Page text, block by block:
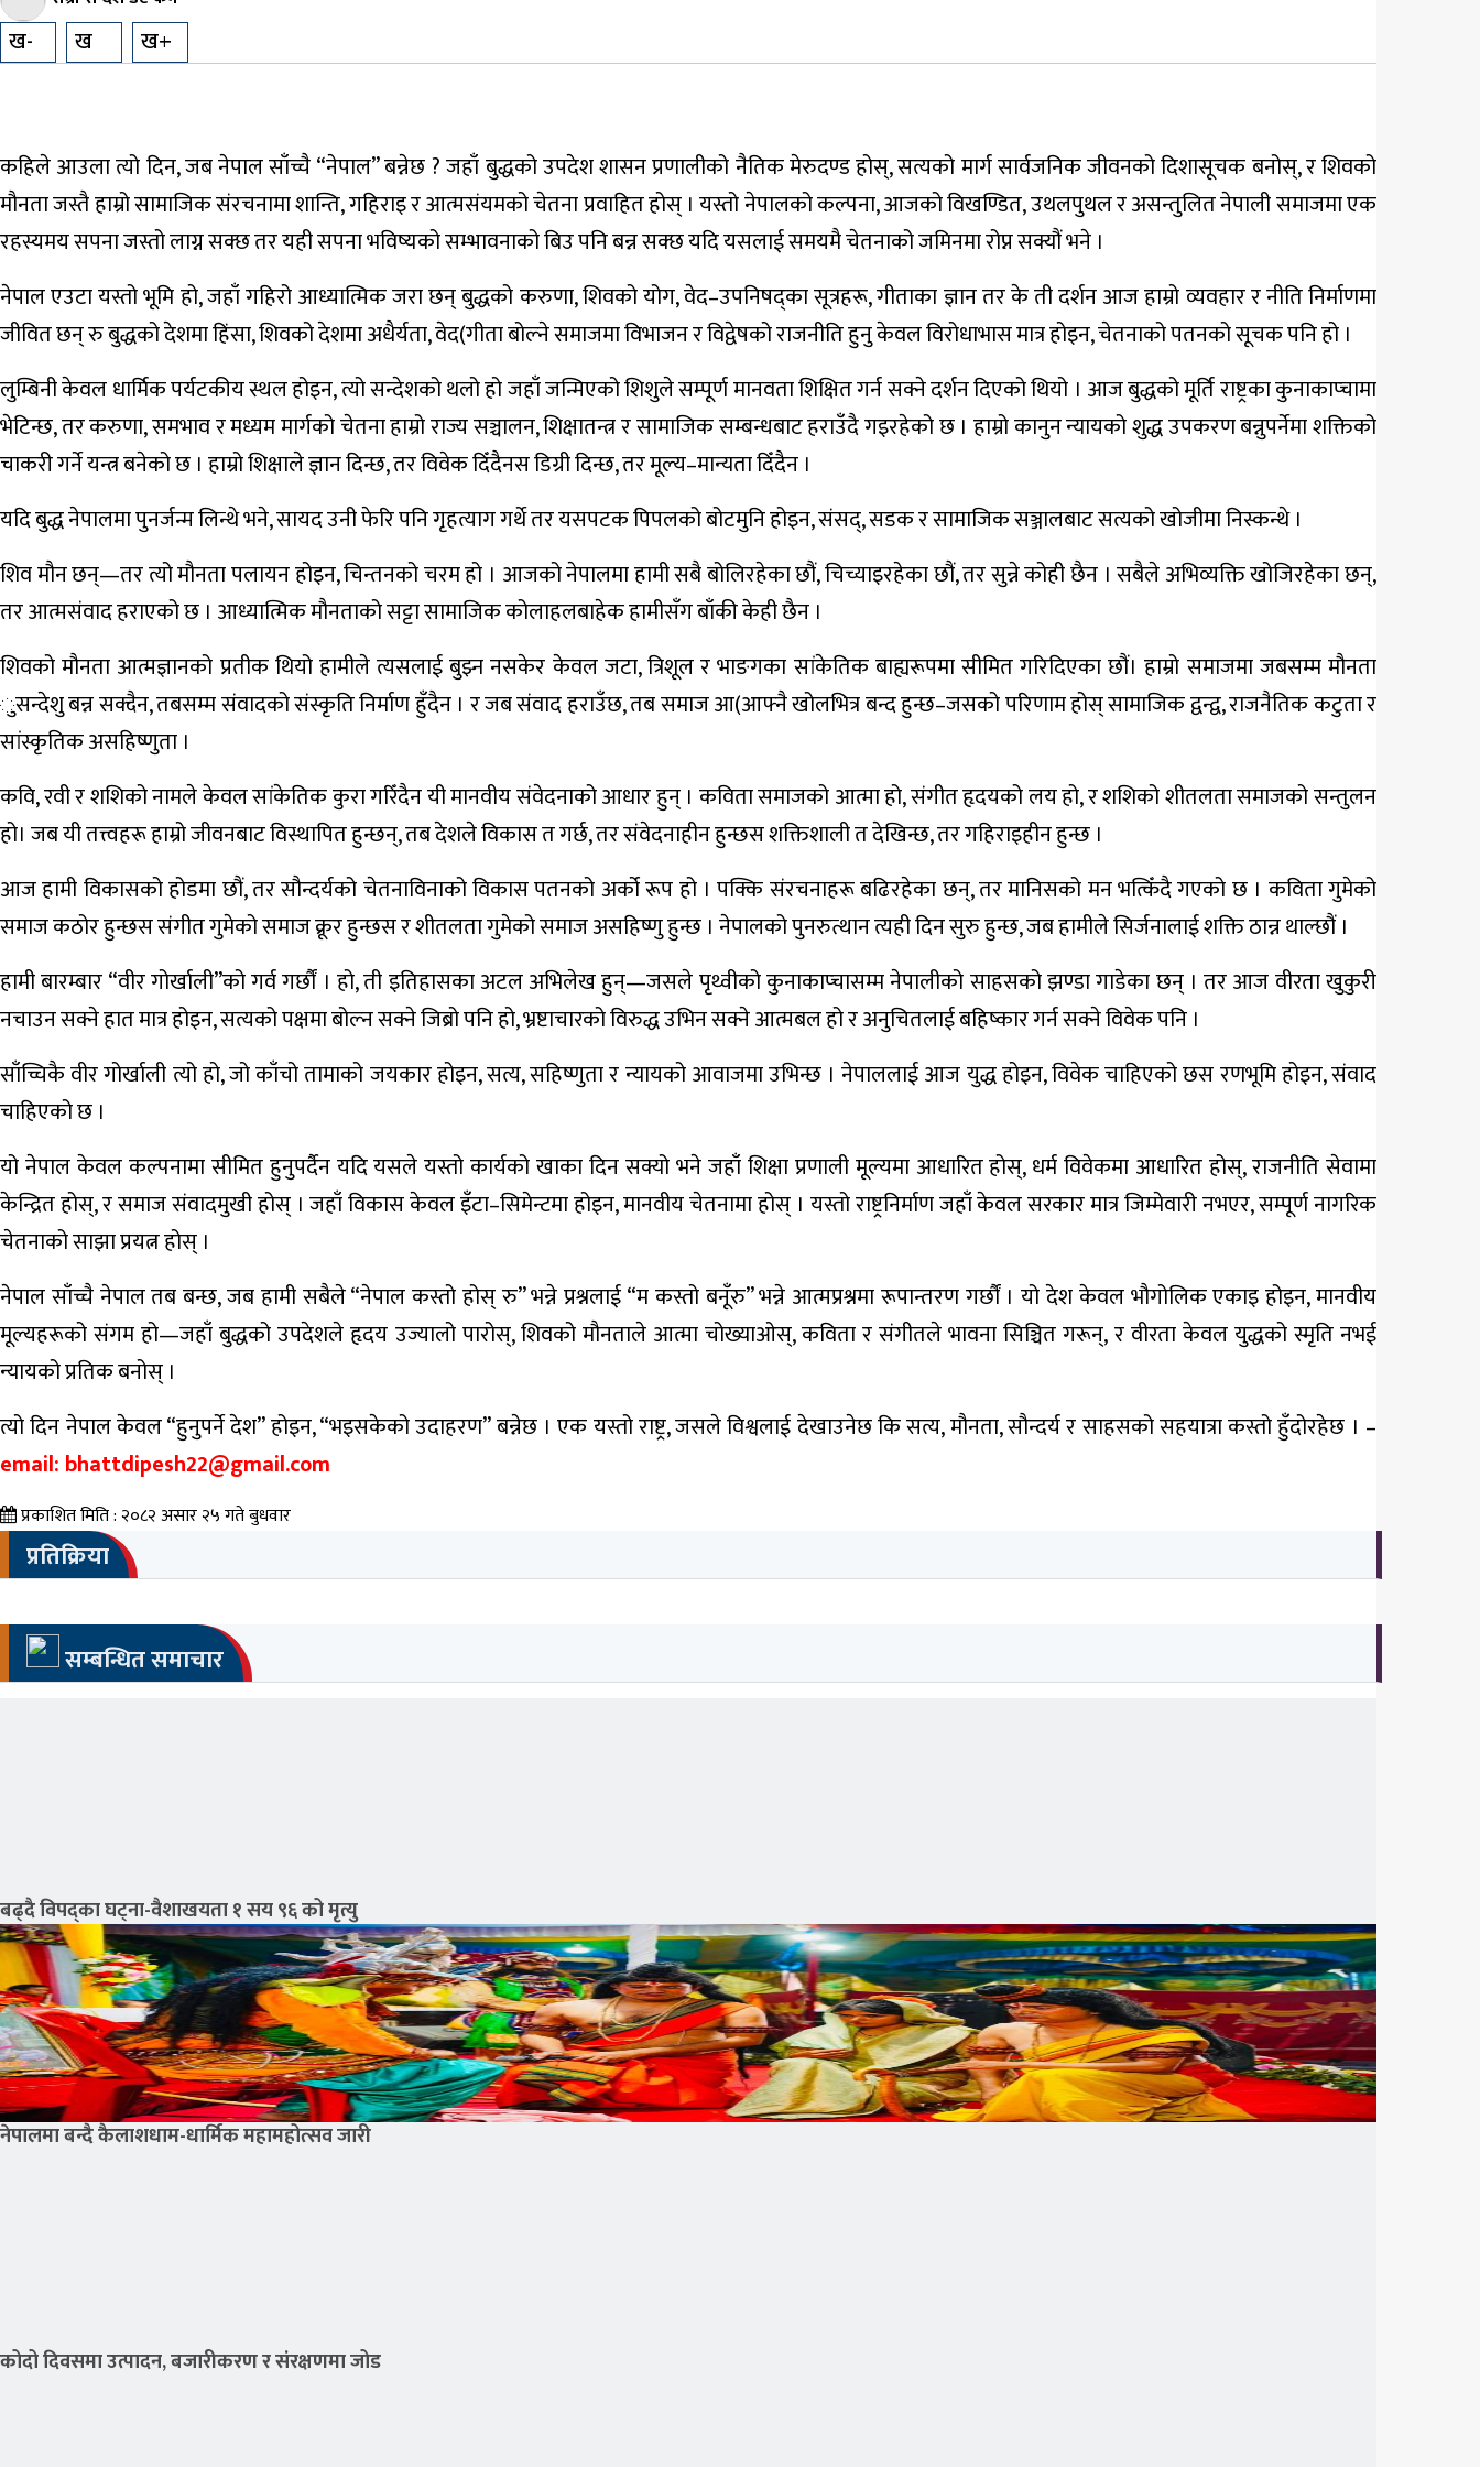
शिक्षा
ख- ख ख+
कहिले आउला त्यो दिन, जब नेपाल साँच्चै “नेपाल” बन्नेछ ? जहाँ बुद्धको उपदेश शासन प्रणालीको नैतिक मेरुदण्ड होस्, सत्यको मार्ग सार्वजनिक जीवनको दिशासूचक बनोस्, र शिवको
मौनता जस्तै हाम्रो सामाजिक संरचनामा शान्ति, गहिराइ र आत्मसंयमको चेतना प्रवाहित होस् । यस्तो नेपालको कल्पना, आजको विखण्डित, उथलपुथल र असन्तुलित नेपाली समाजमा एक
रहस्यमय सपना जस्तो लाग्न सक्छ तर यही सपना भविष्यको सम्भावनाको बिउ पनि बन्न सक्छ यदि यसलाई समयमै चेतनाको जमिनमा रोप्न सक्यौं भने ।
नेपाल एउटा यस्तो भूमि हो, जहाँ गहिरो आध्यात्मिक जरा छन् बुद्धको करुणा, शिवको योग, वेद–उपनिषद्का सूत्रहरू, गीताका ज्ञान तर के ती दर्शन आज हाम्रो व्यवहार र नीति निर्माणमा
जीवित छन् रु बुद्धको देशमा हिंसा, शिवको देशमा अधैर्यता, वेद(गीता बोल्ने समाजमा विभाजन र विद्वेषको राजनीति हुनु केवल विरोधाभास मात्र होइन, चेतनाको पतनको सूचक पनि हो ।
लुम्बिनी केवल धार्मिक पर्यटकीय स्थल होइन, त्यो सन्देशको थलो हो जहाँ जन्मिएको शिशुले सम्पूर्ण मानवता शिक्षित गर्न सक्ने दर्शन दिएको थियो । आज बुद्धको मूर्ति राष्ट्रका कुनाकाप्चामा
भेटिन्छ, तर करुणा, समभाव र मध्यम मार्गको चेतना हाम्रो राज्य सञ्चालन, शिक्षातन्त्र र सामाजिक सम्बन्धबाट हराउँदै गइरहेको छ । हाम्रो कानुन न्यायको शुद्ध उपकरण बन्नुपर्नेमा शक्तिको
चाकरी गर्ने यन्त्र बनेको छ । हाम्रो शिक्षाले ज्ञान दिन्छ, तर विवेक दिँदैनस डिग्री दिन्छ, तर मूल्य–मान्यता दिँदैन ।
यदि बुद्ध नेपालमा पुनर्जन्म लिन्थे भने, सायद उनी फेरि पनि गृहत्याग गर्थे तर यसपटक पिपलको बोटमुनि होइन, संसद्, सडक र सामाजिक सञ्जालबाट सत्यको खोजीमा निस्कन्थे ।
शिव मौन छन्—तर त्यो मौनता पलायन होइन, चिन्तनको चरम हो । आजको नेपालमा हामी सबै बोलिरहेका छौं, चिच्याइरहेका छौं, तर सुन्ने कोही छैन । सबैले अभिव्यक्ति खोजिरहेका छन्,
तर आत्मसंवाद हराएको छ । आध्यात्मिक मौनताको सट्टा सामाजिक कोलाहलबाहेक हामीसँग बाँकी केही छैन ।
शिवको मौनता आत्मज्ञानको प्रतीक थियो हामीले त्यसलाई बुझ्न नसकेर केवल जटा, त्रिशूल र भाङगका सांकेतिक बाह्यरूपमा सीमित गरिदिएका छौं। हाम्रो समाजमा जबसम्म मौनता
ुसन्देशु बन्न सक्दैन, तबसम्म संवादको संस्कृति निर्माण हुँदैन । र जब संवाद हराउँछ, तब समाज आ(आफ्नै खोलभित्र बन्द हुन्छ–जसको परिणाम होस् सामाजिक द्वन्द्व, राजनैतिक कटुता र
सांस्कृतिक असहिष्णुता ।
कवि, रवी र शशिको नामले केवल सांकेतिक कुरा गरिँदैन यी मानवीय संवेदनाको आधार हुन् । कविता समाजको आत्मा हो, संगीत हृदयको लय हो, र शशिको शीतलता समाजको सन्तुलन
हो। जब यी तत्त्वहरू हाम्रो जीवनबाट विस्थापित हुन्छन्, तब देशले विकास त गर्छ, तर संवेदनाहीन हुन्छस शक्तिशाली त देखिन्छ, तर गहिराइहीन हुन्छ ।
आज हामी विकासको होडमा छौं, तर सौन्दर्यको चेतनाविनाको विकास पतनको अर्को रूप हो । पक्कि संरचनाहरू बढिरहेका छन्, तर मानिसको मन भत्किँदै गएको छ । कविता गुमेको
समाज कठोर हुन्छस संगीत गुमेको समाज क्रूर हुन्छस र शीतलता गुमेको समाज असहिष्णु हुन्छ । नेपालको पुनरुत्थान त्यही दिन सुरु हुन्छ, जब हामीले सिर्जनालाई शक्ति ठान्न थाल्छौं ।
हामी बारम्बार “वीर गोर्खाली”को गर्व गर्छौं । हो, ती इतिहासका अटल अभिलेख हुन्—जसले पृथ्वीको कुनाकाप्चासम्म नेपालीको साहसको झण्डा गाडेका छन् । तर आज वीरता खुकुरी
नचाउन सक्ने हात मात्र होइन, सत्यको पक्षमा बोल्न सक्ने जिब्रो पनि हो, भ्रष्टाचारको विरुद्ध उभिन सक्ने आत्मबल हो र अनुचितलाई बहिष्कार गर्न सक्ने विवेक पनि ।
साँच्चिकै वीर गोर्खाली त्यो हो, जो काँचो तामाको जयकार होइन, सत्य, सहिष्णुता र न्यायको आवाजमा उभिन्छ । नेपाललाई आज युद्ध होइन, विवेक चाहिएको छस रणभूमि होइन, संवाद
चाहिएको छ ।
यो नेपाल केवल कल्पनामा सीमित हुनुपर्दैन यदि यसले यस्तो कार्यको खाका दिन सक्यो भने जहाँ शिक्षा प्रणाली मूल्यमा आधारित होस्, धर्म विवेकमा आधारित होस्, राजनीति सेवामा
केन्द्रित होस्, र समाज संवादमुखी होस् । जहाँ विकास केवल इँटा–सिमेन्टमा होइन, मानवीय चेतनामा होस् । यस्तो राष्ट्रनिर्माण जहाँ केवल सरकार मात्र जिम्मेवारी नभएर, सम्पूर्ण नागरिक
चेतनाको साझा प्रयत्न होस् ।
नेपाल साँच्चै नेपाल तब बन्छ, जब हामी सबैले “नेपाल कस्तो होस् रु” भन्ने प्रश्नलाई “म कस्तो बनूँरु” भन्ने आत्मप्रश्नमा रूपान्तरण गर्छौं । यो देश केवल भौगोलिक एकाइ होइन, मानवीय
मूल्यहरूको संगम हो—जहाँ बुद्धको उपदेशले हृदय उज्यालो पारोस्, शिवको मौनताले आत्मा चोख्याओस्, कविता र संगीतले भावना सिञ्चित गरून्, र वीरता केवल युद्धको स्मृति नभई
न्यायको प्रतिक बनोस् ।
त्यो दिन नेपाल केवल “हुनुपर्ने देश” होइन, “भइसकेको उदाहरण” बन्नेछ । एक यस्तो राष्ट्र, जसले विश्वलाई देखाउनेछ कि सत्य, मौनता, सौन्दर्य र साहसको सहयात्रा कस्तो हुँदोरहेछ । –
email: bhattdipesh22@gmail.com
प्रकाशित मिति : २०८२ असार २५ गते बुधवार
प्रतिक्रिया
सम्बन्धित समाचार
बढ्दै विपद्का घट्ना-वैशाखयता १ सय ९६ को मृत्यु
नेपालमा बन्दै कैलाशधाम-धार्मिक महामहोत्सव जारी
कोदो दिवसमा उत्पादन, बजारीकरण र संरक्षणमा जोड